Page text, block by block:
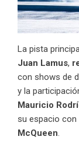
La pista
Juan Lamus,
con shows de
y la
Mauricio
su espacio
McQueen.